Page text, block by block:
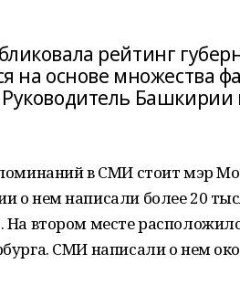
рейтинг
на основе множества
в СМИ стоит мэр
о нем написали более 20
На втором месте
СМИ написали о нем